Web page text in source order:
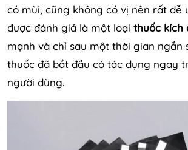
có mùi, cũng không có vị nên rất dễ
được đánh giá là một loại thuốc kích
mạnh và chỉ sau một thời gian ngắn
thuốc đã bắt đầu có tác dụng ngay
người dùng.